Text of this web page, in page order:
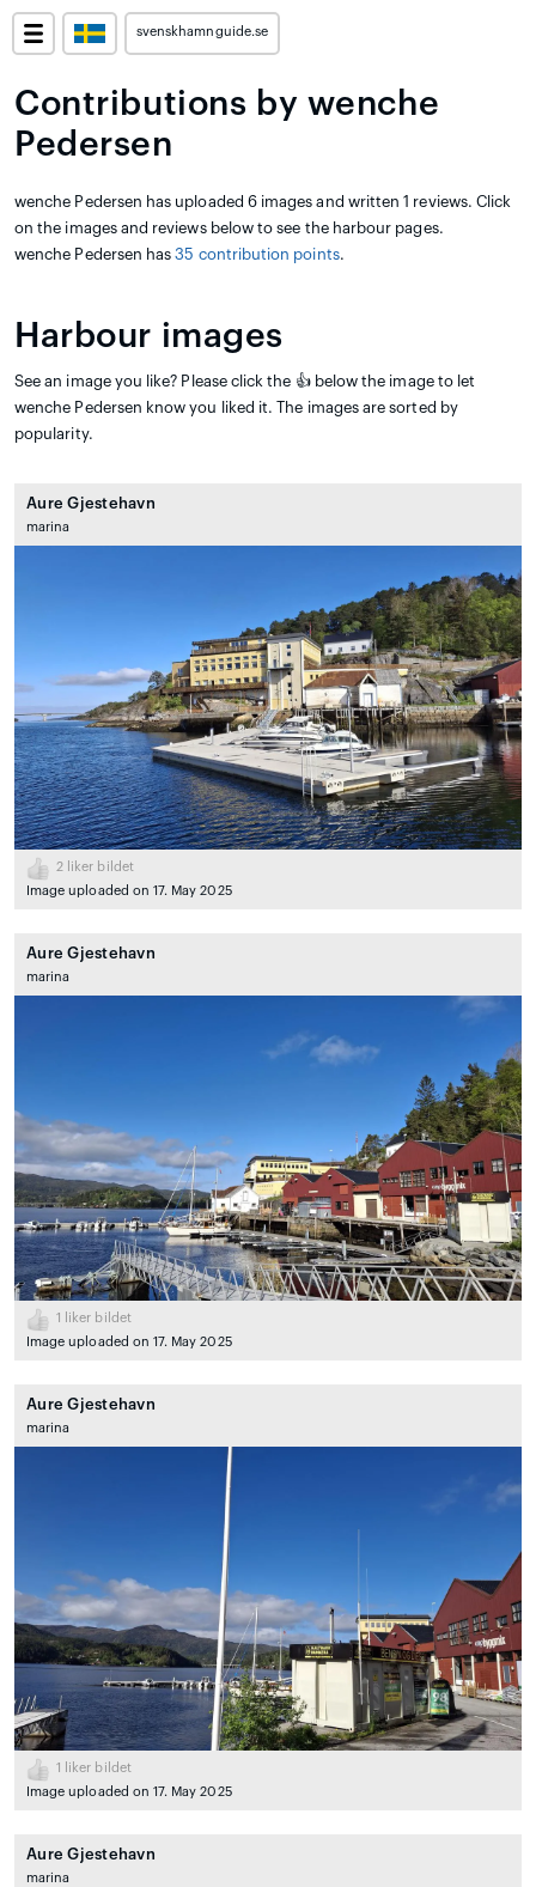
svenskhamnguide.se
Contributions by wenche
Pedersen
wenche Pedersen has uploaded 6 images and written 1 reviews. Click
on the images and reviews below to see the harbour pages.
wenche Pedersen has35 contribution points.
Harbour images
See an image you like? Please click the 👍 below the image to let
wenche Pedersen know you liked it. The images are sorted by
popularity.
Aure Gjestehavn
marina
2 liker bildet
Image uploaded on 17. May 2025
Aure Gjestehavn
marina
1
liker bildet
Image uploaded on 17. May 2025
Aure Gjestehavn
marina
1
liker bildet
Image uploaded on 17. May 2025
Aure Gjestehavn
marina